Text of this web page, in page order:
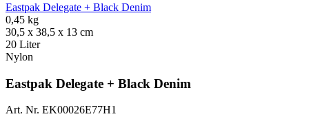
Eastpak Delegate + Black Denim
0,45 kg
30,5 x 38,5 x 13 cm
20 Liter
Nylon
Eastpak Delegate + Black Denim
Art. Nr. EK00026E77H1